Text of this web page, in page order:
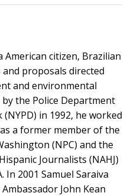
American citizen, Brazilian
proposals directed
and environmental
the Police Department
in 1992, he worked
a former member of the
(NPC) and the
Journalists (NAHJ)
In 2001 Samuel Saraiva
John Kean